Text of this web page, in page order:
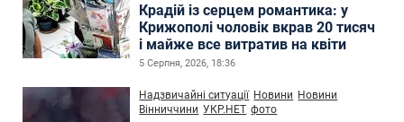
Крадій із серцем романтика: у
Крижополі чоловік вкрав 20 тисяч
і майже все витратив на квіти
5 Серпня, 2026, 18:36
Надзвичайні ситуації Новини Новини
Вінниччини УКР.НЕТ фото